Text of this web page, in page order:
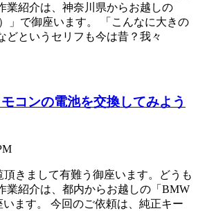
業紹介は、神奈川県からお越しの
」で御座います。 「こんなに大きの
どというセリフも今は昔？我々
コンの電池を交換してみよう
きまして有難う御座います。どうも
業紹介は、都内からお越しの「BMW
ます。 今回のご依頼は、純正キー